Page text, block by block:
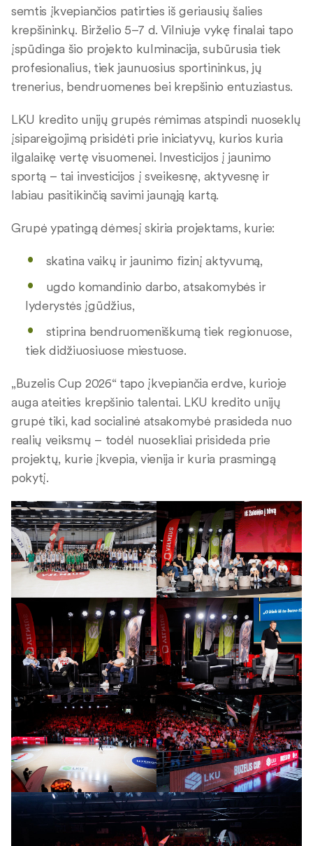
semtis įkvepiančios patirties iš geriausių šalies
krepšininkų. Birželio 5–7 d. Vilniuje vykę finalai tapo
įspūdinga šio projekto kulminacija, subūrusia tiek
profesionalius, tiek jaunuosius sportininkus, jų
trenerius, bendruomenes bei krepšinio entuziastus.
LKU kredito unijų grupės rėmimas atspindi nuoseklų
įsipareigojimą prisidėti prie iniciatyvų, kurios kuria
ilgalaikę vertę visuomenei. Investicijos į jaunimo
sportą – tai investicijos į sveikesnę, aktyvesnę ir
labiau pasitikinčią savimi jaunąją kartą.
Grupė ypatingą dėmesį skiria projektams, kurie:
skatina vaikų ir jaunimo fizinį aktyvumą,
ugdo komandinio darbo, atsakomybės ir
lyderystės įgūdžius,
stiprina bendruomeniškumą tiek regionuose,
tiek didžiuosiuose miestuose.
„Buzelis Cup 2026“ tapo įkvepiančia erdve, kurioje
auga ateities krepšinio talentai. LKU kredito unijų
grupė tiki, kad socialinė atsakomybė prasideda nuo
realių veiksmų – todėl nuosekliai prisideda prie
projektų, kurie įkvepia, vienija ir kuria prasmingą
pokytį.